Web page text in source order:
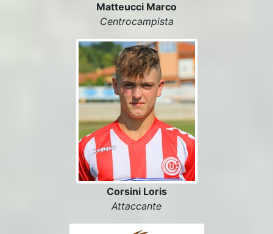
Matteucci Marco
Centrocampista
Corsini Loris
Attaccante